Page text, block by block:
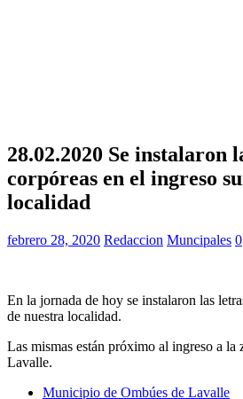
28.02.2020 Se instalaron
corpóreas en el ingreso
localidad
febrero 28, 2020 Redaccion Muncipales 0
En la jornada de hoy se instalaron las
de nuestra localidad.
Las mismas están próximo al ingreso a la
Lavalle.
Municipio de Ombúes de Lavalle